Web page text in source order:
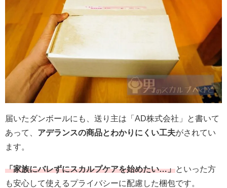
届いたダンボールにも、送り主は「AD株式会社」と書いて
あって、 アデランスの商品とわかりにくい工夫がされてい
ます。
「家族にバレずにスカルプケアを始めたい…」といった方
も安心して使えるプライバシーに配慮した梱包です。